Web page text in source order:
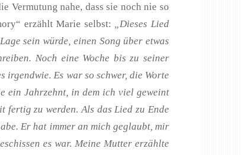
Vermutung nahe, dass sie noch nie so
erzählt Marie selbst: „Dieses Lied
sein würde, einen Song über etwas
Noch eine Woche bis zu seiner
Es war so schwer, die Worte
ein Jahrzehnt, in dem ich viel geweint
zu werden. Als das Lied zu Ende
Er hat immer an mich geglaubt, mir
es war. Meine Mutter erzählte